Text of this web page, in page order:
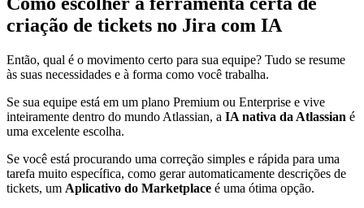
criação de tickets no Jira com IA
Então, qual é o movimento certo para sua equipe? Tudo se resume
às suas necessidades e à forma como você trabalha.
Se sua equipe está em um plano Premium ou Enterprise e vive
inteiramente dentro do mundo Atlassian, a IA nativa da Atlassian é
uma excelente escolha.
Se você está procurando uma correção simples e rápida para uma
tarefa muito específica, como gerar automaticamente descrições de
tickets, um Aplicativo do Marketplace é uma ótima opção.